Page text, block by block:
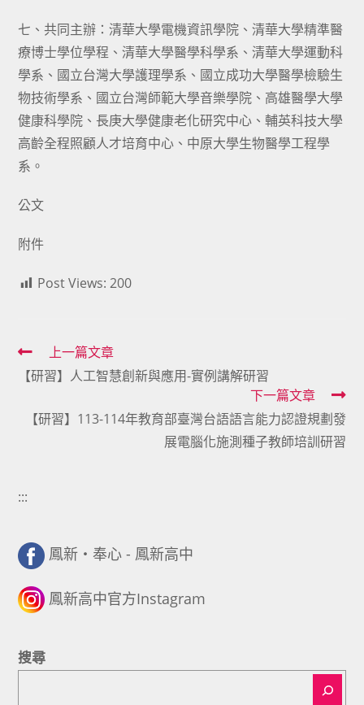
七、共同主辦：清華大學電機資訊學院、清華大學精準醫
療博士學位學程、清華大學醫學科學系、清華大學運動科
學系、國立台灣大學護理學系、國立成功大學醫學檢驗生
物技術學系、國立台灣師範大學音樂學院、高雄醫學大學
健康科學院、長庚大學健康老化研究中心、輔英科技大學
高齡全程照顧人才培育中心、中原大學生物醫學工程學
系。
公文
附件
Post Views: 200
Read
more
上一篇文章
【研習】人工智慧創新與應用-實例講解研習
下一篇文章
【研習】113-114年教育部臺灣台語語言能力認證規劃發
展電腦化施測種子教師培訓研習
:::
鳳新・奉心 - 鳳新高中
鳳新高中官方Instagram
搜尋